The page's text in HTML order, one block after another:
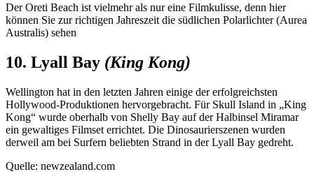
Der Oreti Beach ist vielmehr als nur eine Filmkulisse, denn hier
können Sie zur richtigen Jahreszeit die südlichen Polarlichter (Aurea
Australis) sehen
10. Lyall Bay (King Kong)
Wellington hat in den letzten Jahren einige der erfolgreichsten
Hollywood-Produktionen hervorgebracht. Für Skull Island in „King
Kong“ wurde oberhalb von Shelly Bay auf der Halbinsel Miramar
ein gewaltiges Filmset errichtet. Die Dinosaurierszenen wurden
derweil am bei Surfern beliebten Strand in der Lyall Bay gedreht.
Quelle: newzealand.com